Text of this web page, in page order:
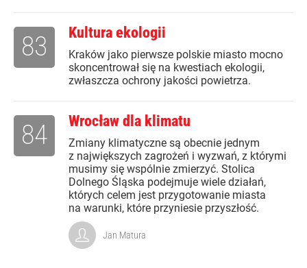
Kultura ekologii
Kraków jako pierwsze polskie miasto mocno
skoncentrował się na kwestiach ekologii,
zwłaszcza ochrony jakości powietrza.
83
Wrocław dla klimatu
Zmiany klimatyczne są obecnie jednym
z największych zagrożeń i wyzwań, z którymi
musimy się wspólnie zmierzyć. Stolica
Dolnego Śląska podejmuje wiele działań,
których celem jest przygotowanie miasta
na warunki, które przyniesie przyszłość.
84
Jan Matura